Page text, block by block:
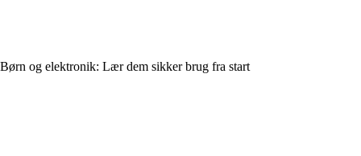
Børn og elektronik: Lær dem sikker brug fra start